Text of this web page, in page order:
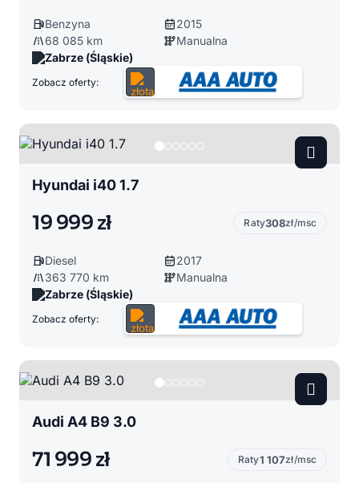
Benzyna
2015
68 085 km
Manualna
Zabrze (Śląskie)
Zobacz oferty:
Hyundai i40 1.7
19 999 zł Raty308zł/msc
Diesel
2017
363 770 km
Manualna
Zabrze (Śląskie)
Zobacz oferty:
Audi A4 B9 3.0
71 999 zł Raty1 107zł/msc